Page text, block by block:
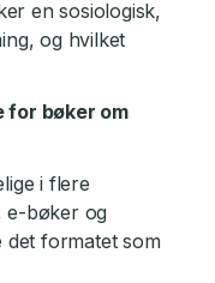
en sosiologisk,
og hvilket
for bøker om
i flere
e-bøker og
det formatet som